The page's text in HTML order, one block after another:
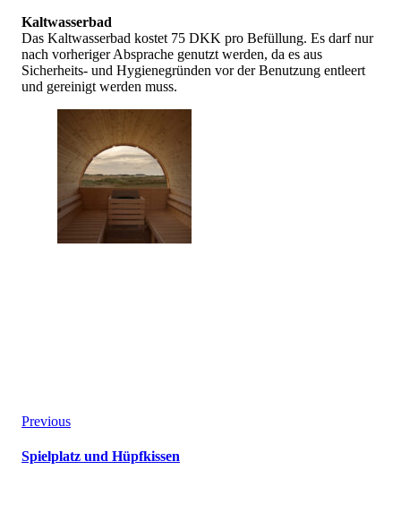
Kaltwasserbad
Das Kaltwasserbad kostet 75 DKK pro Befüllung. Es darf nur
nach vorheriger Absprache genutzt werden, da es aus
Sicherheits- und Hygienegründen vor der Benutzung entleert
und gereinigt werden muss.
Beitragsnavigation
Previous
Spielplatz und Hüpfkissen